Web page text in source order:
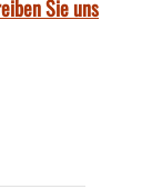
Sie uns